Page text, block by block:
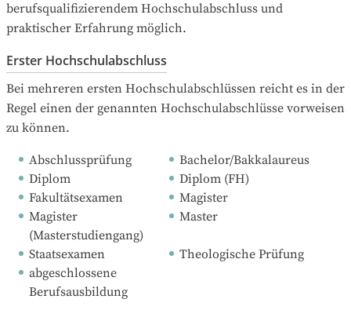
berufsqualifizierendem Hochschulabschluss und
praktischer Erfahrung möglich.
Erster Hochschulabschluss
Bei mehreren ersten Hochschulabschlüssen reicht es in der
Regel einen der genannten Hochschulabschlüsse vorweisen
zu können.
Abschlussprüfung
Bachelor/Bakkalaureus
Diplom
Diplom (FH)
Fakultätsexamen
Magister
Magister
(Masterstudiengang)
Master
Staatsexamen
Theologische Prüfung
abgeschlossene
Berufsausbildung